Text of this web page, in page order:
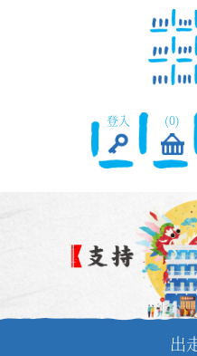
登入 (0)
出